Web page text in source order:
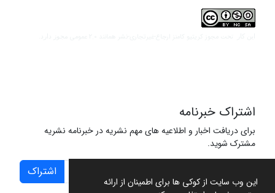
این وب سایت از کوکی ها برای اطمینان از ارائه
اشتراک خبرنامه
برای دریافت اخبار و اطلاعیه های مهم نشریه در خبرنامه نشریه
مشترک شوید.
اشتراک